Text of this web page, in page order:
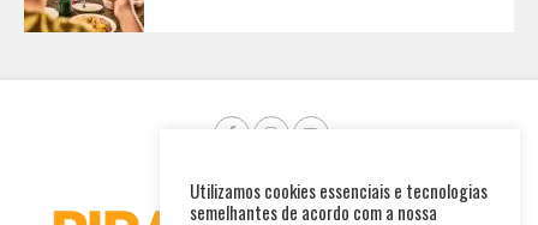
Utilizamos cookies essenciais e tecnologias
semelhantes de acordo com a nossa